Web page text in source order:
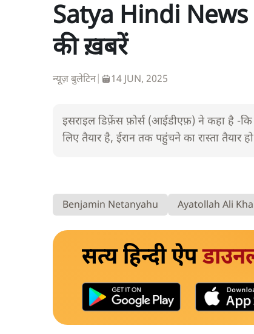
Satya Hindi
की ख़बरें
न्यूज़ बुलेटिन| 14 JUN, 2025
इसराइल डिफ़ेंस फ़ोर्स (आईडीएफ़) ने कहा है -
लिए तैयार है, ईरान तक पहुंचने का रास्ता तैयार
Benjamin Netanyahu Ayatollah Ali
सत्य हिन्दी ऐप